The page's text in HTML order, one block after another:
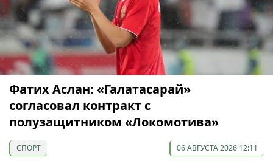
Фатих Аслан: «Галатасарай»
согласовал контракт с
полузащитником «Локомотива»
СПОРТ 06 АВГУСТА 2026 12:11